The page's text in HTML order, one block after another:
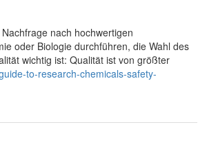
nach hochwertigen
oder Biologie durchführen, die Wahl des
wichtig ist: Qualität ist von größter
to-research-chemicals-safety-